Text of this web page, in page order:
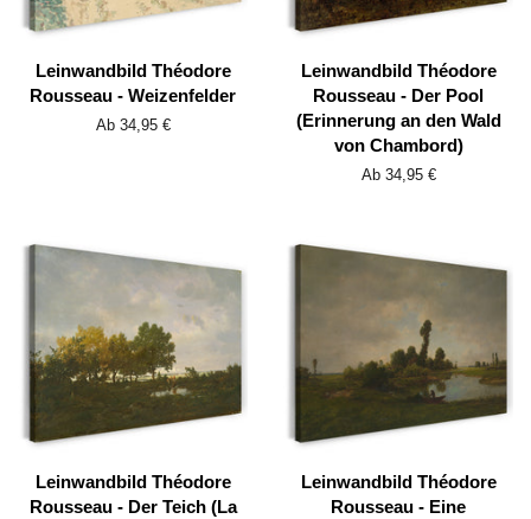
Leinwandbild Théodore
Rousseau - Weizenfelder
Ab 34,95 €
Leinwandbild Théodore
Rousseau - Der Pool
(Erinnerung an den Wald
von Chambord)
Ab 34,95 €
Leinwandbild Théodore
Rousseau - Der Teich (La
Leinwandbild Théodore
Rousseau - Eine